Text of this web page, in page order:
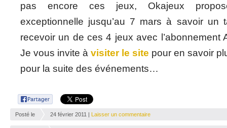
pas encore ces jeux, Okajeux
exceptionnelle jusqu’au 7 mars à savoir un
recevoir un de ces 4 jeux avec
Je vous invite à visiter le site pour en savoir
pour la suite des événements…
Posté le 24 février 2011 | Laisser un commentaire